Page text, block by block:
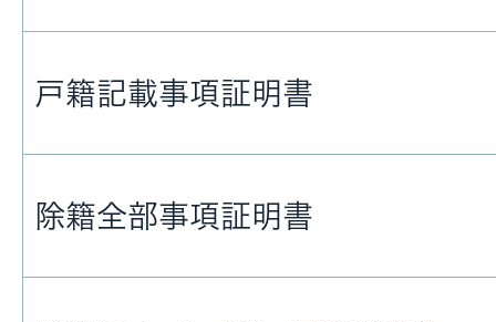
戸籍記載事項証明書
除籍全部事項証明書